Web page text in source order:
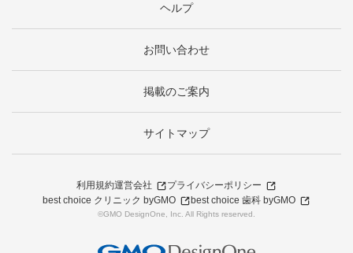
ヘルプ
お問い合わせ
掲載のご案内
サイトマップ
利用規約運営会社
プライバシーポリシー
best choice クリニック byGMO
best choice 歯科 byGMO
©GMO DesignOne, Inc. All Rights reserved.